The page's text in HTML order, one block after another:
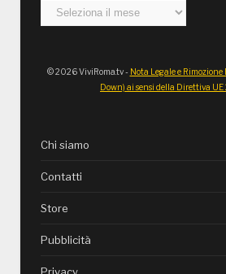
Archivi
© 2026 ViviRoma.tv - Nota Legale e
Down) ai sensi della Direttiva
Chi siamo
Contatti
Store
Pubblicità
Privacy